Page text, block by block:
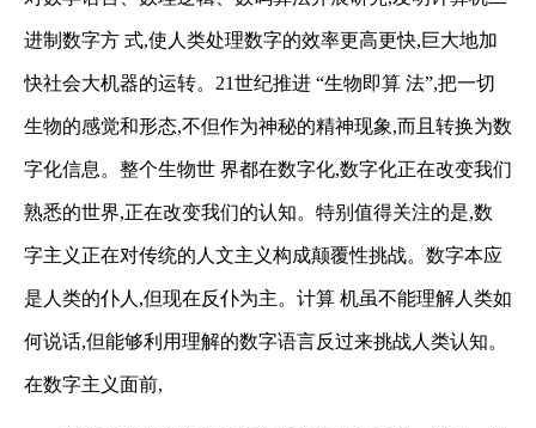
进制数字方 式,使人类处理数字的效率更高更快,巨大地加
快社会大机器的运转。 21世纪推进 “生物即算 法”,把一切
生物的感觉和形态,不但作为神秘的精神现象,而且转换为数
字化信息。整个生物世 界都在数字化,数字化正在改变我们
熟悉的世界,正在改变我们的认知。特别值得关注的是,数
字主义正在对传统的人文主义构成颠覆性挑战。数字本应
是人类的仆人,但现在反仆为主。计算 机虽不能理解人类如
何说话,但能够利用理解的数字语言反过来挑战人类认知。
在数字主义面前,